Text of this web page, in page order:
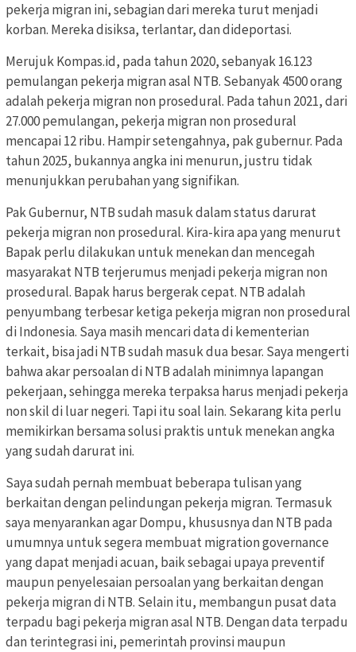
pekerja migran ini, sebagian dari mereka turut menjadi
korban. Mereka disiksa, terlantar, dan dideportasi.
Merujuk Kompas.id, pada tahun 2020, sebanyak 16.123
pemulangan pekerja migran asal NTB. Sebanyak 4500 orang
adalah pekerja migran non prosedural. Pada tahun 2021, dari
27.000 pemulangan, pekerja migran non prosedural
mencapai 12 ribu. Hampir setengahnya, pak gubernur. Pada
tahun 2025, bukannya angka ini menurun, justru tidak
menunjukkan perubahan yang signifikan.
Pak Gubernur, NTB sudah masuk dalam status darurat
pekerja migran non prosedural. Kira-kira apa yang menurut
Bapak perlu dilakukan untuk menekan dan mencegah
masyarakat NTB terjerumus menjadi pekerja migran non
prosedural. Bapak harus bergerak cepat. NTB adalah
penyumbang terbesar ketiga pekerja migran non prosedural
di Indonesia. Saya masih mencari data di kementerian
terkait, bisa jadi NTB sudah masuk dua besar. Saya mengerti
bahwa akar persoalan di NTB adalah minimnya lapangan
pekerjaan, sehingga mereka terpaksa harus menjadi pekerja
non skil di luar negeri. Tapi itu soal lain. Sekarang kita perlu
memikirkan bersama solusi praktis untuk menekan angka
yang sudah darurat ini.
Saya sudah pernah membuat beberapa tulisan yang
berkaitan dengan pelindungan pekerja migran. Termasuk
saya menyarankan agar Dompu, khususnya dan NTB pada
umumnya untuk segera membuat migration governance
yang dapat menjadi acuan, baik sebagai upaya preventif
maupun penyelesaian persoalan yang berkaitan dengan
pekerja migran di NTB. Selain itu, membangun pusat data
terpadu bagi pekerja migran asal NTB. Dengan data terpadu
dan terintegrasi ini, pemerintah provinsi maupun